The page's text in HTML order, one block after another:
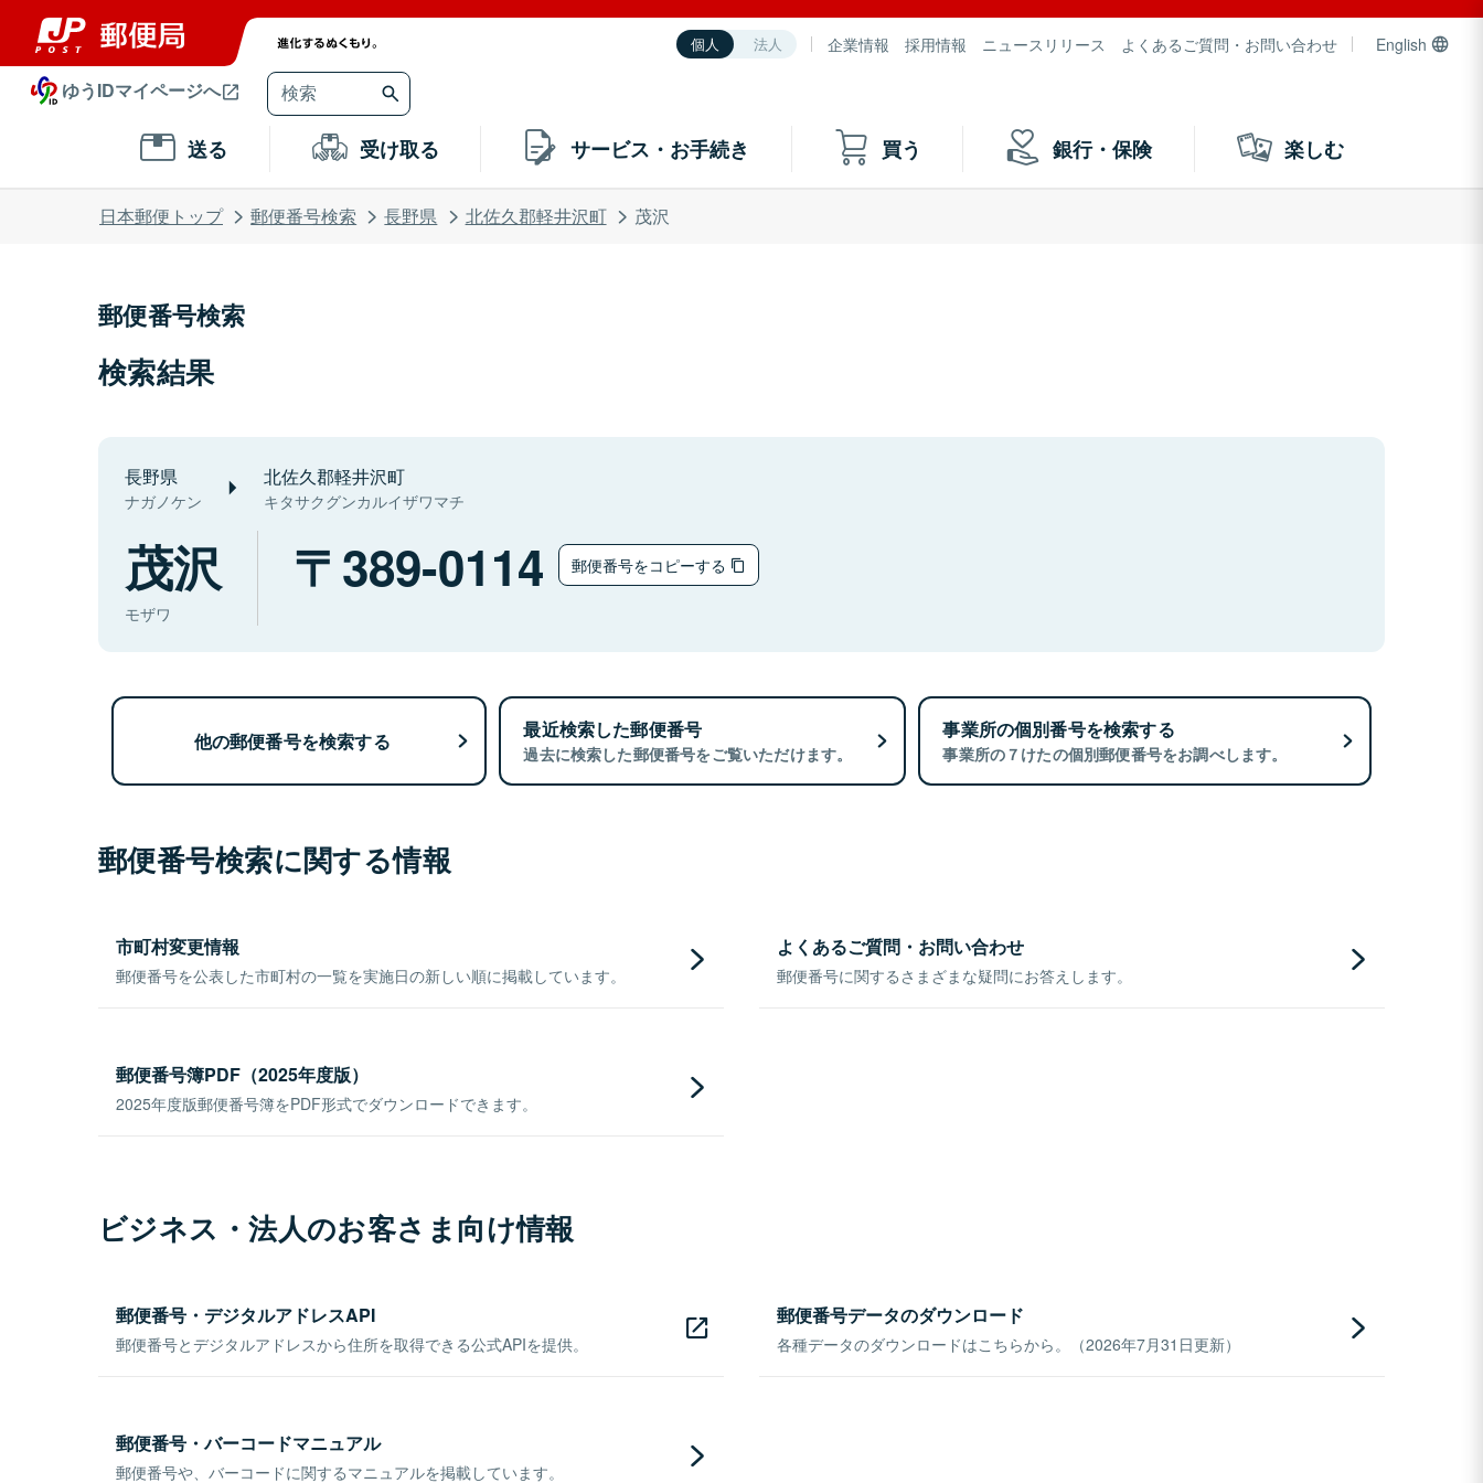
個人 法人 企業情報 採用情報 ニュースリリース よくあるご質問・お問い合わせ English
ゆうIDマイページへ
送る 受け取る サービス・お手続き 買う 銀行・保険 楽しむ
日本郵便トップ 郵便番号検索 長野県 北佐久郡軽井沢町 茂沢
郵便番号検索
検索結果
長野県
ナガノケン
北佐久郡軽井沢町
キタサクグンカルイザワマチ
茂沢
モザワ
389-0114 郵便番号をコピーする
他の郵便番号を検索する 最近検索した郵便番号
過去に検索した郵便番号をご覧いただけます。
事業所の個別番号を検索する
事業所の７けたの個別郵便番号をお調べします。
郵便番号検索に関する情報
市町村変更情報
郵便番号を公表した市町村の一覧を実施日の新しい順に掲載しています。
よくあるご質問・お問い合わせ
郵便番号に関するさまざまな疑問にお答えします。
郵便番号簿PDF（2025年度版）
2025年度版郵便番号簿をPDF形式でダウンロードできます。
ビジネス・法人のお客さま向け情報
郵便番号・デジタルアドレスAPI
郵便番号とデジタルアドレスから住所を取得できる公式APIを提供。
郵便番号データのダウンロード
各種データのダウンロードはこちらから。（2026年7月31日更新）
郵便番号・バーコードマニュアル
郵便番号や、バーコードに関するマニュアルを掲載しています。